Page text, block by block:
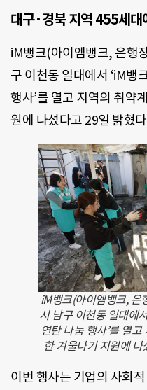
대구·경북 지역 455세
iM뱅크(아이엠뱅크, 은행
구 이천동 일대에서 ‘iM뱅
행사’를 열고 지역의 취약
원에 나섰다고 29일 밝혔
iM뱅크(아이엠뱅크, 은
시 남구 이천동 일대에
연탄 나눔 행사’를 열
한 겨울나기 지원에
이번 행사는 기업의 사회